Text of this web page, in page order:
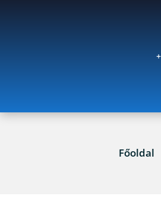
Főoldal